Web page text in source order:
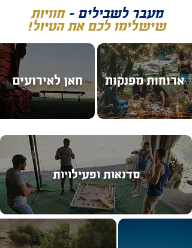
מעבר לשבילים –חוויות
שישלימו לכם את הטיול!
חאן לאירועים ארוחות מפנקות
סדנאות ופעילויות